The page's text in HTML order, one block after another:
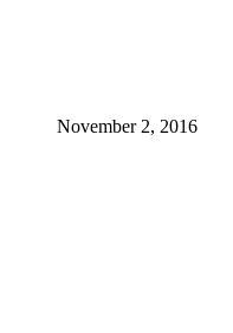
November 2, 2016